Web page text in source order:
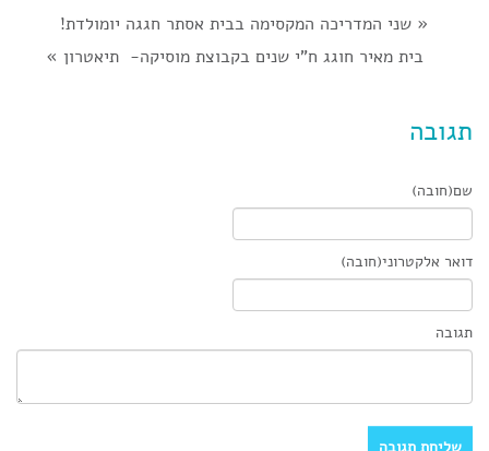
« שני המדריכה המקסימה בבית אסתר חגגה יומולדת!
בית מאיר חוגג ח"י שנים בקבוצת מוסיקה- תיאטרון»
תגובה
שם(חובה)
דואר אלקטרוני(חובה)
תגובה